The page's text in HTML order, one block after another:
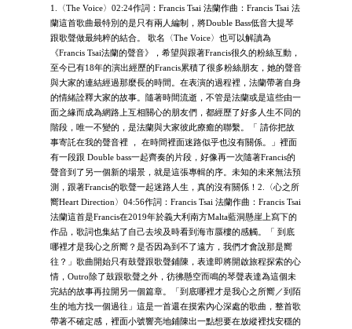
1.〈The Voice〉02:24作詞：Francis Tsai 法蘭作曲：Francis Tsai 法
蘭這首歌曲最特別的是只有兩人編制，將Double Bass低音大提琴
跟歌聲做最純粹的結合。 歌名〈The Voice〉也可以解讀為
《Francis Tsai法蘭的聲音》，希望與跟著Francis很久的粉絲互動，
至今已有18年的演出經歷的Francis累積了很多粉絲朋友，她的聲音
與大家的連結經過那麼長的時間。在表演的過程裡，法蘭帶著自身
的情緒詮釋大家的故事。隨著時間流逝，不管是法蘭或是這些由一
面之緣而成為網路上互相關心的朋友們，都經歷了好多人生不同的
階段，唯一不變的，是法蘭與大家彼此療癒的聯繫。「 請你把故
事寄託在我的聲音裡 ， 在時間裡面迷路似乎也沒有關係。」裡面
有一段跟 Double bass一起齊奏的片段，好像再一次隨著Francis的
聲音到了另一個新的場景，就是這張專輯的序。未知的未來無法預
測，跟著Francis的歌聲一起迷路人生，真的沒有關係！2.〈心之所
嚮Heart Direction〉04:56作詞：Francis Tsai 法蘭作曲：Francis Tsai
法蘭這首是Francis在2019年於義大利南方Malta藍洞懸崖上寫下的
作品，歌詞也集結了自己去埃及時看到海市蜃樓的感觸。「 到底
哪裡才是我心之所嚮？是否因為到不了遠方，我們才會說那是嚮
往？」歌曲開始只有鼓聲跟歌聲鋪陳，表達即將開啟旅程探索的心
情，Outro除了鼓跟歌聲之外，彷彿懸空而鳴的琴聲表達為這個未
完結的故事再拉開另一個篇章。「到底哪裡才是我心之所嚮／到陌
生的地方找一個過往」這是一首還在摸索內心深處的歌曲，整首歌
帶著不確定感，裡面小號響亮地鋪陳出一點想要在放縱裡找安穩的